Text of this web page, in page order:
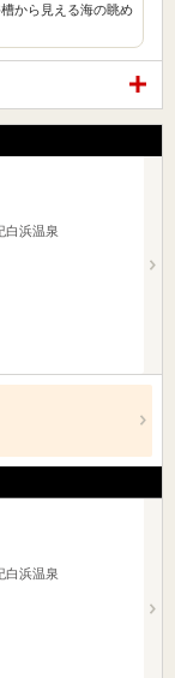
から見える海の眺め
白浜温泉
白浜温泉